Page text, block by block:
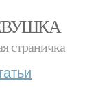
страничка